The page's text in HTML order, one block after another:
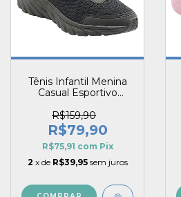
Tênis Infantil Menina
Casual Esportivo
Robusto Striker Vitz
Pecompe
R$159,90
R$79,90
R$75,91 com Pix
2 x de R$39,95 sem juros